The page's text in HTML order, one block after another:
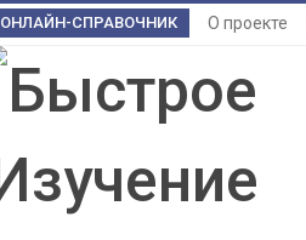
ОНЛАЙН-СПРАВОЧНИК О проекте